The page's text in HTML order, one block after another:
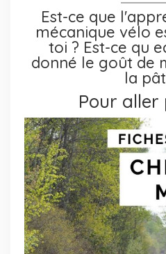
Est-ce que
mécanique vélo
toi ? Est-ce qu
donné le goût de
la
Pour aller